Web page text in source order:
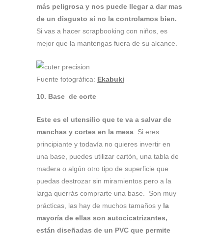
más peligrosa y nos puede llegar a dar mas
de un disgusto si no la controlamos bien.
Si vas a hacer scrapbooking con niños, es
mejor que la mantengas fuera de su alcance.
Fuente fotográfica: Ekabuki
10. Base de corte
Este es el utensilio que te va a salvar de
manchas y cortes en la mesa . Si eres
principiante y todavía no quieres invertir en
una base, puedes utilizar cartón, una tabla de
madera o algún otro tipo de superficie que
puedas destrozar sin miramientos pero a la
larga querrás comprarte una base. Son muy
prácticas, las hay de muchos tamaños y la
mayoría de ellas son autocicatrizantes,
están diseñadas de un PVC que permite